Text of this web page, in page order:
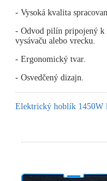
- Vysoká kvalita
- Odvod pilín pripojený k
vysávaču alebo vrecku.
- Ergonomický tvar.
- Osvedčený dizajn.
Elektrický hoblík 1450W